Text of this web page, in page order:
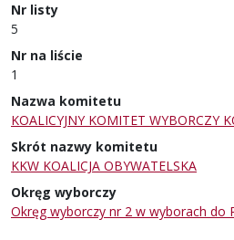
Nr listy
5
Nr na liście
1
Nazwa komitetu
KOALICYJNY KOMITET WYBORCZY
Skrót nazwy komitetu
KKW KOALICJA OBYWATELSKA
Okręg wyborczy
Okręg wyborczy nr 2 w wyborach do